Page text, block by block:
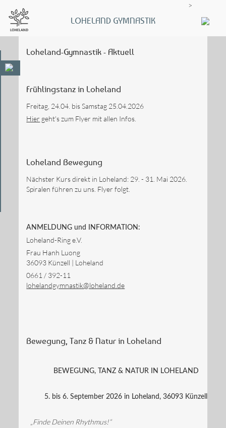
LOHELAND GYMNASTIK
>
Loheland-Gymnastik - Aktuell
Frühlingstanz in Loheland
Freitag, 24.04. bis Samstag 25.04.2026
Hier geht's zum Flyer mit allen Infos.
Loheland Bewegung
Nächster Kurs direkt in Loheland: 29. - 31. Mai 2026.
Spiralen führen zu uns. Flyer folgt.
ANMELDUNG und INFORMATION:
Loheland-Ring e.V.
Frau Hanh Luong
36093 Künzell | Loheland
0661 / 392-11
lohelandgymnastik@loheland.de
Bewegung, Tanz & Natur in Loheland
BEWEGUNG, TANZ & NATUR IN LOHELAND
5. bis 6. September 2026 in Loheland, 36093 Künzell
Finde Deinen Rhythmus!“